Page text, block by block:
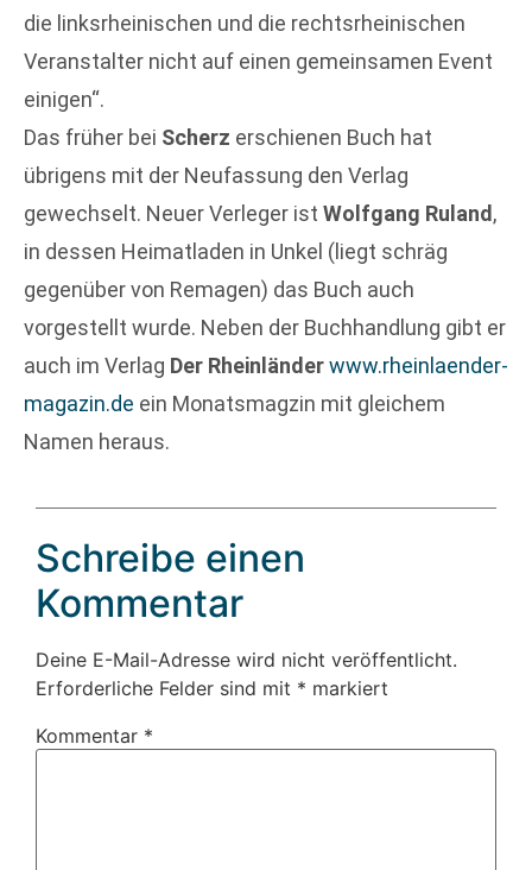
die linksrheinischen und die rechtsrheinischen
Veranstalter nicht auf einen gemeinsamen Event
einigen“.
Das früher bei Scherz erschienen Buch hat
übrigens mit der Neufassung den Verlag
gewechselt. Neuer Verleger ist Wolfgang Ruland,
in dessen Heimatladen in Unkel (liegt schräg
gegenüber von Remagen) das Buch auch
vorgestellt wurde. Neben der Buchhandlung gibt er
auch im Verlag Der Rheinländerwww.rheinlaender-
magazin.de ein Monatsmagzin mit gleichem
Namen heraus.
Schreibe einen
Kommentar
Deine E-Mail-Adresse wird nicht veröffentlicht.
Erforderliche Felder sind mit * markiert
Kommentar *